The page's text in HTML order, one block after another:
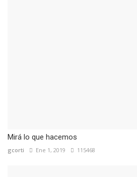
Mirá lo que hacemos
gcorti Ene 1, 2019 115468